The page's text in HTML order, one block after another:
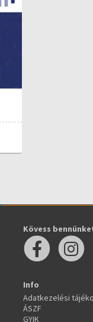
Kövess
Info
Adatkezelési
ÁSZF
GYIK